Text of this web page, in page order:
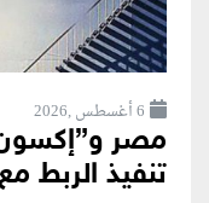
6 أغسطس ,2026
مصر
تنفيذ الربط